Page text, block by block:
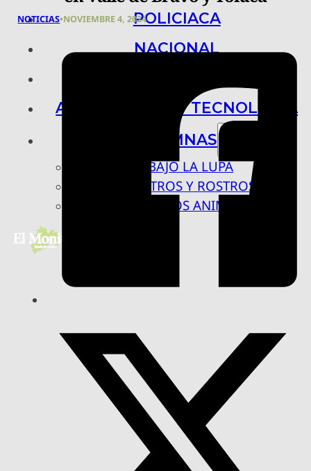
POLICIACA
NACIONAL
ARTE, CIENCIA Y TECNOLOGÍA
COLUMNAS
BAJO LA LUPA
RASTROS Y ROSTROS
VÍNCULOS ANIMALES
NOTICIAS•NOVIEMBRE 4, 2024